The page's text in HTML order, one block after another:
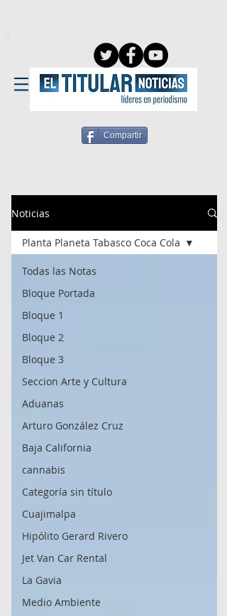
Compartir
Noticias
Todas las Notas
Bloque Portada
Bloque 1
Bloque 2
Bloque 3
Seccion Arte y Cultura
Aduanas
Arturo González Cruz
Baja California
cannabis
Categoría sin título
Cuajimalpa
Hipólito Gerard Rivero
Jet Van Car Rental
La Gavia
Medio Ambiente
Planta Planeta Tabasco Coca Cola